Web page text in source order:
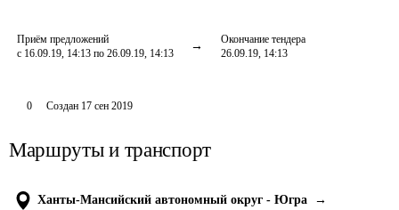
Приём предложений
с 16.09.19, 14:13 по 26.09.19, 14:13
Окончание тендера
26.09.19, 14:13
0 Создан 17 сен 2019
Маршруты и транспорт
Ханты-Мансийский автономный округ - Югра
→